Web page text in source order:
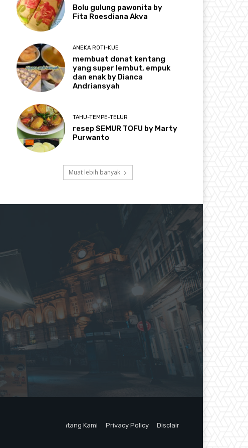
Bolu gulung pawonita by
Fita Roesdiana Akva
ANEKA ROTI-KUE
membuat donat kentang
yang super lembut, empuk
dan enak by Dianca
Andriansyah
TAHU-TEMPE-TELUR
resep SEMUR TOFU by Marty
Purwanto
Muat lebih banyak
Tentang Kami Privacy Policy Disclaimer